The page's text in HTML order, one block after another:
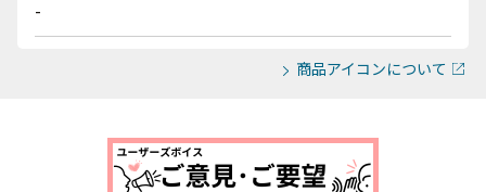
-
商品アイコンについて